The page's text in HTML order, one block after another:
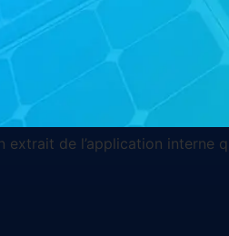
extrait de l’application interne